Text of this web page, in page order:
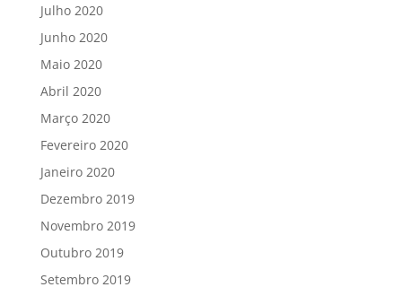
Julho 2020
Junho 2020
Maio 2020
Abril 2020
Março 2020
Fevereiro 2020
Janeiro 2020
Dezembro 2019
Novembro 2019
Outubro 2019
Setembro 2019